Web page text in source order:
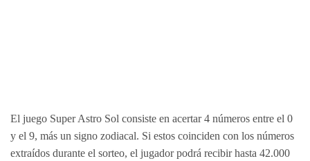
El juego Super Astro Sol consiste en acertar 4 números entre el 0
y el 9, más un signo zodiacal. Si estos coinciden con los números
extraídos durante el sorteo, el jugador podrá recibir hasta 42.000